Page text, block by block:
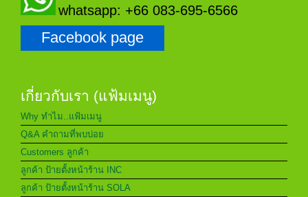
whatsapp: +66 083-695-6566
Facebook page
เกี่ยวกับเรา (แฟ้มเมนู)
Why ทำไม..แฟ้มเมนู
Q&A คำถามที่พบบ่อย
Customers ลูกค้า
ลูกค้า ป้ายตั้งหน้าร้าน INC
ลูกค้า ป้ายตั้งหน้าร้าน SOLA